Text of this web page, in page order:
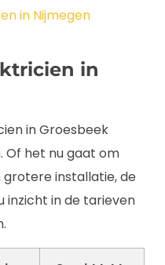
in Nijmegen
in
in Groesbeek
Of het nu gaat om
installatie, de
in de tarieven